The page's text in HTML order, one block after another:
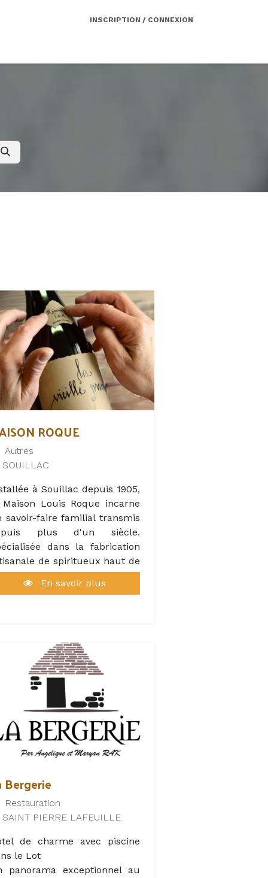
INSCRIPTION / CONNEXION
ROQUE
Autres
SOUILLAC
à Souillac depuis 1905,
Louis Roque incarne
savoir-faire familial transmis
plus d'un siècle.
dans la fabrication
de spiritueux haut de
la maison est
reconnue pour sa
une ambiance
et conviviale, la
vous accueille pour
dégustation gratuite de ses
L’occasion idéale de
des produits
élaborés avec
et de repartir avec une
d’exception en
étape incontournable pour
amoureux des produits du
En savoir plus
Bergerie
Restauration
SAINT PIERRE LAFEUILLE
de charme avec piscine
le Lot
panorama exceptionnel au